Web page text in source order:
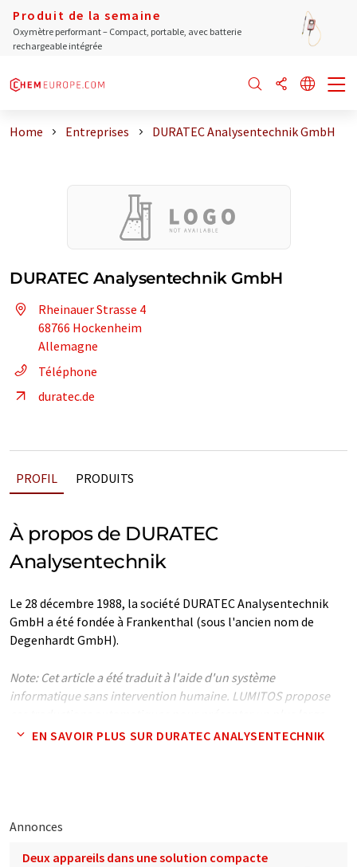
Produit de la semaine
Oxymètre performant – Compact, portable, avec batterie
rechargeable intégrée
Home Entreprises DURATEC Analysentechnik GmbH
DURATEC Analysentechnik GmbH
Rheinauer Strasse 4
68766 Hockenheim
Allemagne
Téléphone
duratec.de
PROFIL PRODUITS
À propos de DURATEC
Analysentechnik
Le 28 décembre 1988, la société DURATEC Analysentechnik
GmbH a été fondée à Frankenthal (sous l'ancien nom de
Degenhardt GmbH).
Note: Cet article a été traduit à l'aide d'un système
informatique sans intervention humaine. LUMITOS propose
éventail de présentations d'entreprise. Comme cet article a été
EN SAVOIR PLUS SUR DURATEC ANALYSENTECHNIK
Annonces
Deux appareils dans une solution compacte